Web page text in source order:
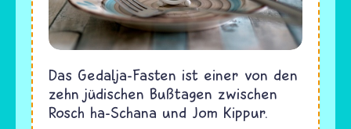
Das Gedalja-Fasten ist einer von den
zehn jüdischen Bußtagen zwischen
Rosch ha-Schana und Jom Kippur.